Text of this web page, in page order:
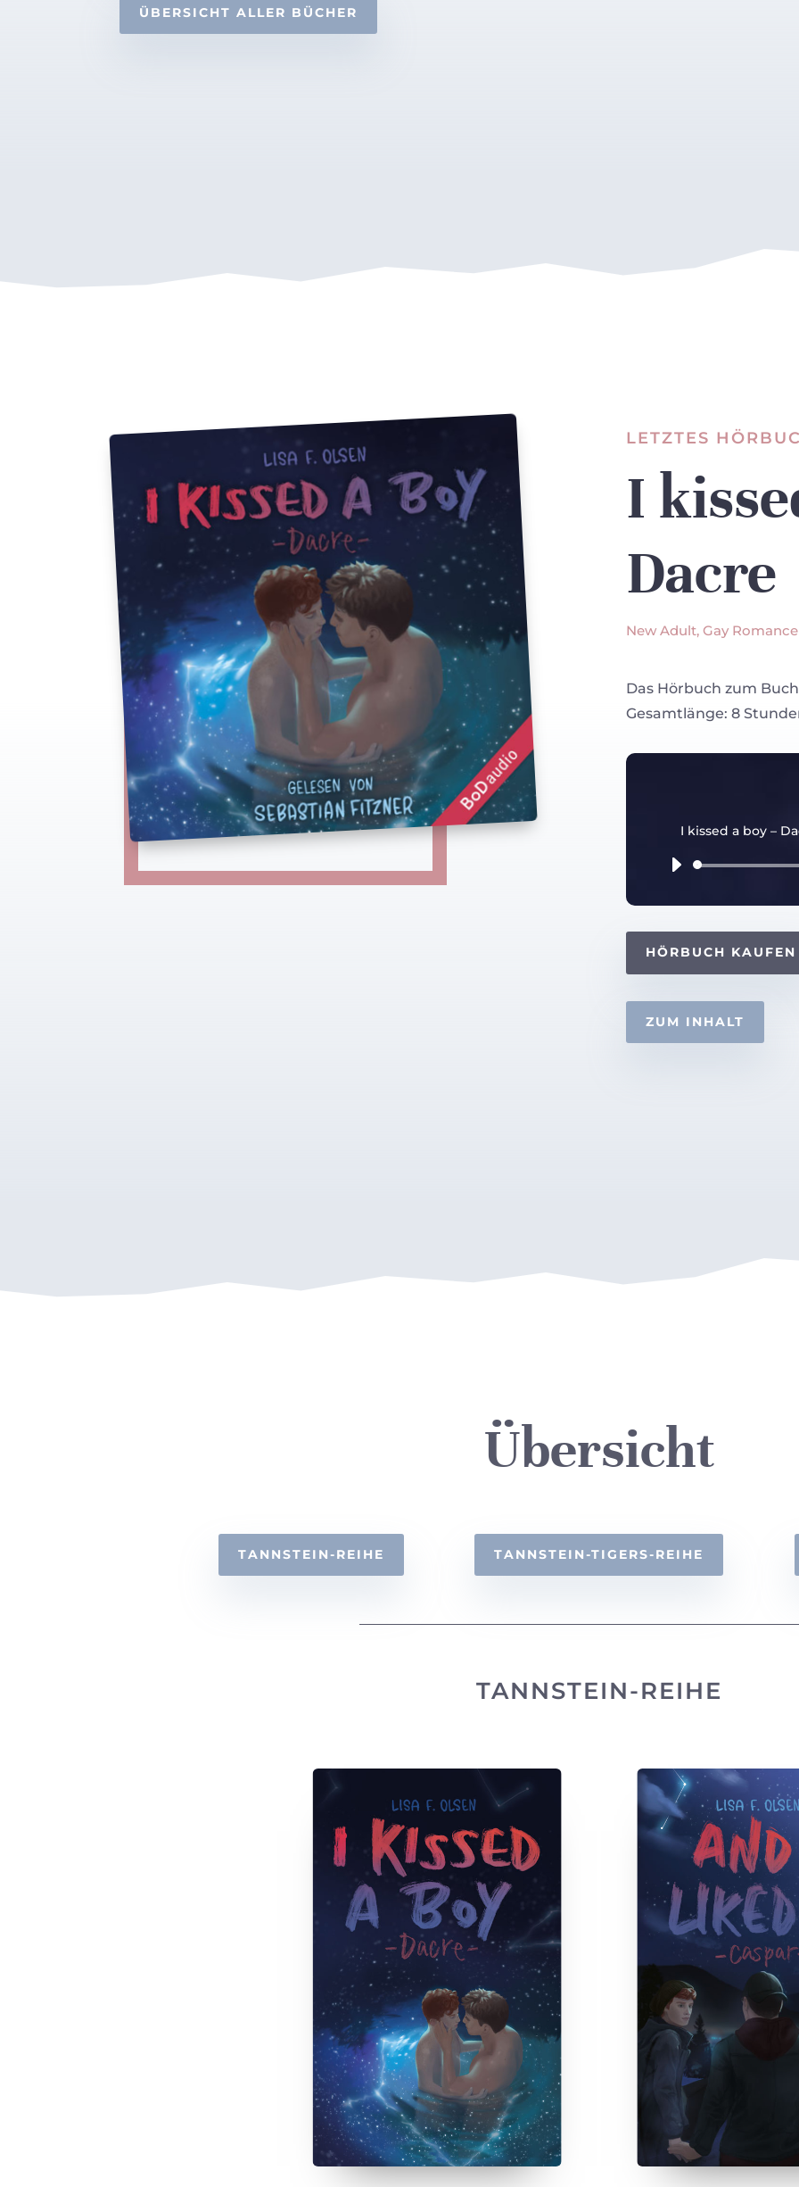
ÜBERSICHT ALLER BÜCHER
LETZTES
I
Dacre
New Adult, Gay Romance
Das Hörbuch zum
Gesamtlänge: 8
I kissed a boy –
HÖRBUCH KAUFEN
ZUM INHALT
Übersicht
TANNSTEIN-REIHE TANNSTEIN-TIGERS-REIHE
TANNSTEIN-REIHE